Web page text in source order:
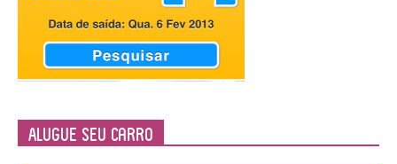
Alugue seu Carro